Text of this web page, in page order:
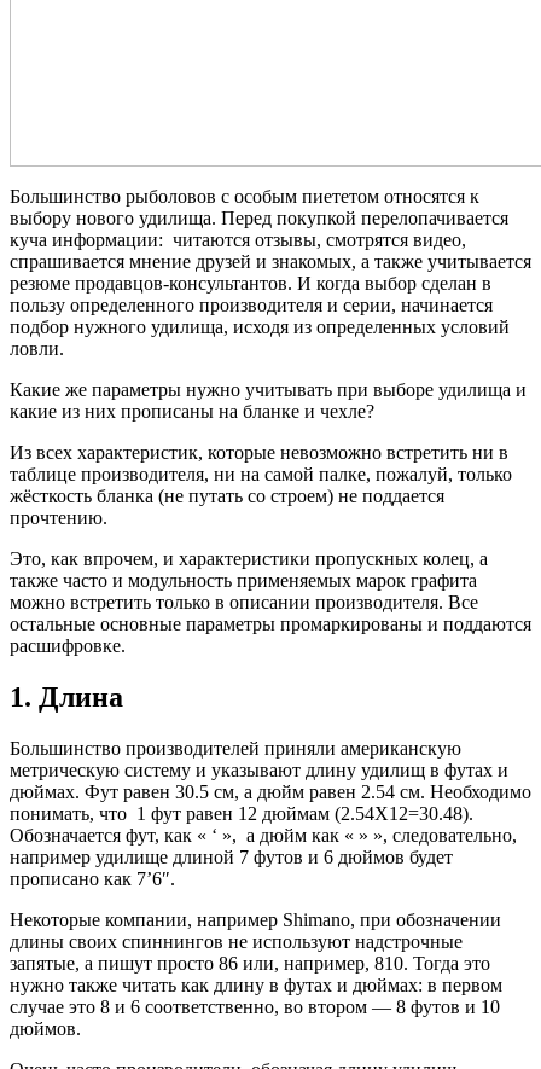
Большинство рыболовов с особым пиететом относятся к
выбору нового удилища. Перед покупкой перелопачивается
куча информации: читаются отзывы, смотрятся видео,
спрашивается мнение друзей и знакомых, а также учитывается
резюме продавцов-консультантов. И когда выбор сделан в
пользу определенного производителя и серии, начинается
подбор нужного удилища, исходя из определенных условий
ловли.
Какие же параметры нужно учитывать при выборе удилища и
какие из них прописаны на бланке и чехле?
Из всех характеристик, которые невозможно встретить ни в
таблице производителя, ни на самой палке, пожалуй, только
жёсткость бланка (не путать со строем) не поддается
прочтению.
Это, как впрочем, и характеристики пропускных колец, а
также часто и модульность применяемых марок графита
можно встретить только в описании производителя. Все
остальные основные параметры промаркированы и поддаются
расшифровке.
1. Длина
Большинство производителей приняли американскую
метрическую систему и указывают длину удилищ в футах и
дюймах. Фут равен 30.5 см, а дюйм равен 2.54 см. Необходимо
понимать, что 1 фут равен 12 дюймам (2.54Х12=30.48).
Обозначается фут, как « ‘ », а дюйм как « » », следовательно,
например удилище длиной 7 футов и 6 дюймов будет
прописано как 7’6″.
Некоторые компании, например Shimano, при обозначении
длины своих спиннингов не используют надстрочные
запятые, а пишут просто 86 или, например, 810. Тогда это
нужно также читать как длину в футах и дюймах: в первом
случае это 8 и 6 соответственно, во втором — 8 футов и 10
дюймов.